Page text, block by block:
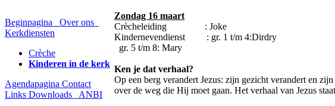
Beginpagina
Over ons
Kerkdiensten
Crèche
Kinderen in de kerk
Agendapagina Contact
Links Downloads ANBI
Zondag 16 maart
Crècheleiding : Joke
Kindernevendienst : gr. 1 t/m 4:Dirdry
gr. 5 t/m 8: Mary
Ken je dat verhaal?
Op een berg verandert Jezus: zijn gezicht verandert en
over de weg die Hij moet gaan. Het verhaal van Jezus